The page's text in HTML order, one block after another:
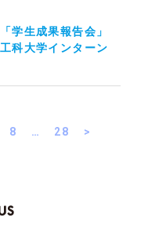
学生成果報告会」
科大学インターン
8 … 28 >